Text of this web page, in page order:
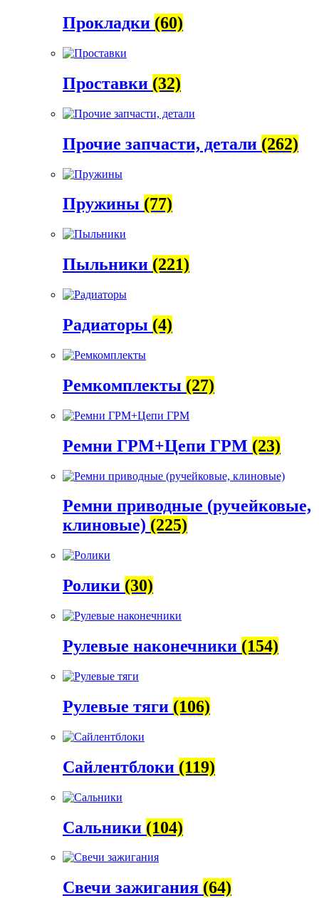
Прокладки (60)
Проставки (32)
Прочие запчасти, детали (262)
Пружины (77)
Пыльники (221)
Радиаторы (4)
Ремкомплекты (27)
Ремни ГРМ+Цепи ГРМ (23)
Ремни приводные (ручейковые,
клиновые) (225)
Ролики (30)
Рулевые наконечники (154)
Рулевые тяги (106)
Сайлентблоки (119)
Сальники (104)
Свечи зажигания (64)